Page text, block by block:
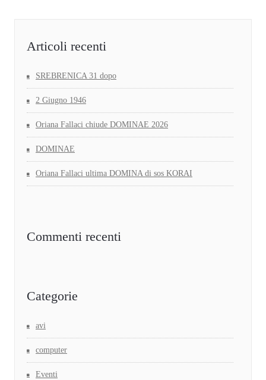
Articoli recenti
SREBRENICA 31 dopo
2 Giugno 1946
Oriana Fallaci chiude DOMINAE 2026
DOMINAE
Oriana Fallaci ultima DOMINA di sos KORAI
Commenti recenti
Categorie
avi
computer
Eventi